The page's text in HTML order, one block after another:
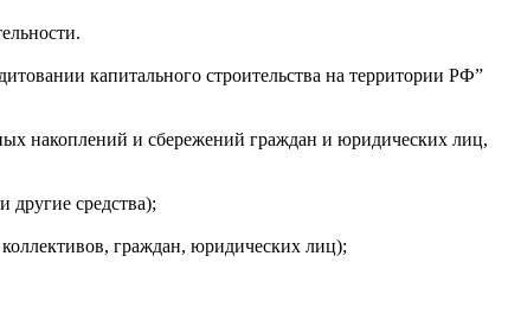
капитального строительства на территории РФ”
накоплений и сбережений граждан и юридических лиц,
средства);
граждан, юридических лиц);